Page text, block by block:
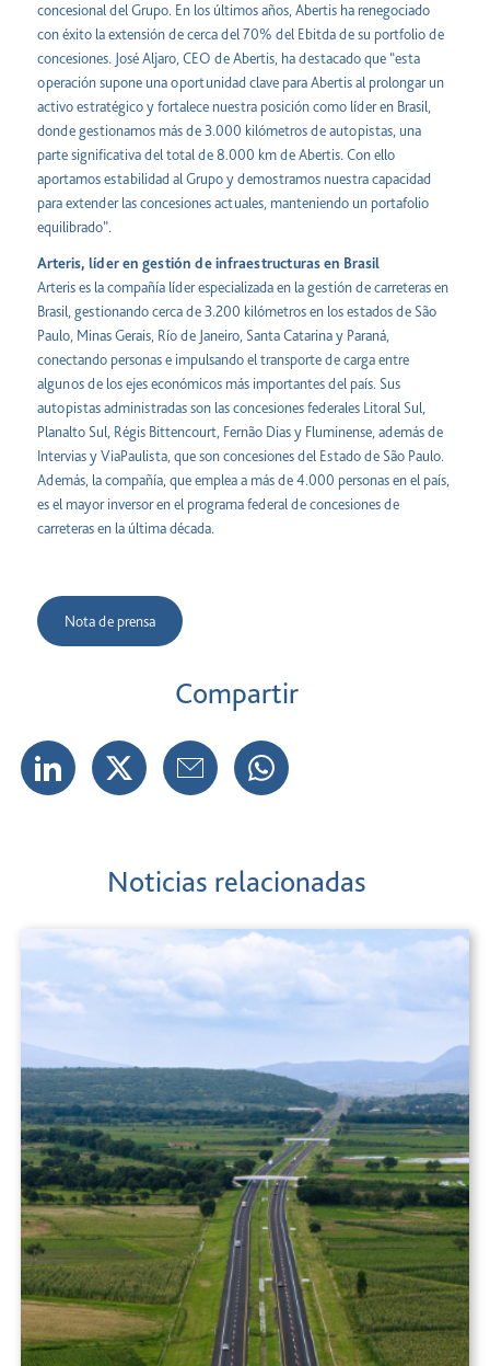
concesional del Grupo. En los últimos años, Abertis ha renegociado
con éxito la extensión de cerca del 70% del Ebitda de su portfolio de
concesiones. José Aljaro, CEO de Abertis, ha destacado que “esta
operación supone una oportunidad clave para Abertis al prolongar un
activo estratégico y fortalece nuestra posición como líder en Brasil,
donde gestionamos más de 3.000 kilómetros de autopistas, una
parte significativa del total de 8.000 km de Abertis. Con ello
aportamos estabilidad al Grupo y demostramos nuestra capacidad
para extender las concesiones actuales, manteniendo un portafolio
equilibrado”.
Arteris, líder en gestión de infraestructuras en Brasil
Arteris es la compañía líder especializada en la gestión de carreteras en
Brasil, gestionando cerca de 3.200 kilómetros en los estados de São
Paulo, Minas Gerais, Río de Janeiro, Santa Catarina y Paraná,
conectando personas e impulsando el transporte de carga entre
algunos de los ejes económicos más importantes del país. Sus
autopistas administradas son las concesiones federales Litoral Sul,
Planalto Sul, Régis Bittencourt, Fernão Dias y Fluminense, además de
Intervias y ViaPaulista, que son concesiones del Estado de São Paulo.
Además, la compañía, que emplea a más de 4.000 personas en el país,
es el mayor inversor en el programa federal de concesiones de
carreteras en la última década.
Nota de prensa
Compartir
Noticias relacionadas